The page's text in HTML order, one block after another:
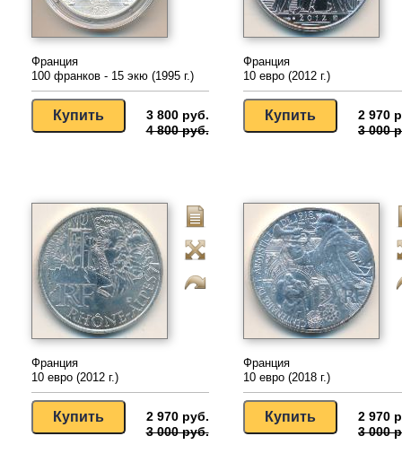
Франция
100 франков - 15 экю (1995 г.)
3 800 руб.
4 800 руб.
Франция
10 евро (2012 г.)
2 970
3 000
Франция
10 евро (2012 г.)
2 970 руб.
3 000 руб.
Франция
10 евро (2018 г.)
2 970
3 000